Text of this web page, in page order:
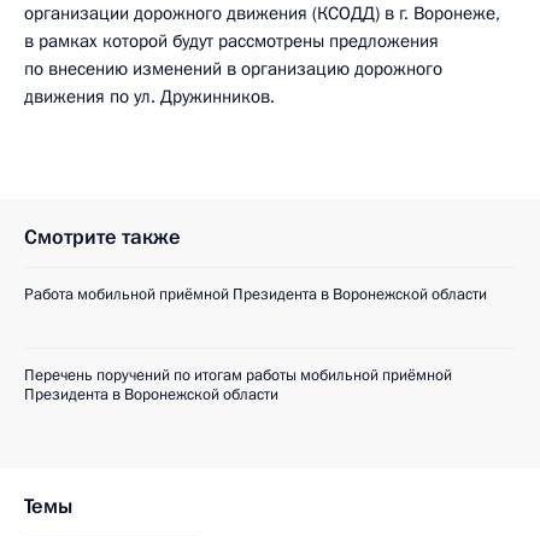
организации дорожного движения (КСОДД) в г. Воронеже,
в рамках которой будут рассмотрены предложения
по внесению изменений в организацию дорожного
движения по ул. Дружинников.
Смотрите также
Работа мобильной приёмной Президента в Воронежской области
Перечень поручений по итогам работы мобильной приёмной
Президента в Воронежской области
Темы